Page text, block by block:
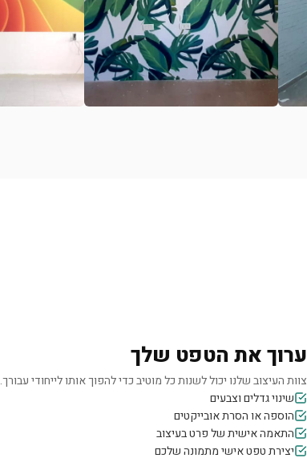
ערוך את הטפט שלך
צוות העיצוב שלנו יכול לשנות כל מוטיב כדי להפוך אותו לייחודי עבורך.
שינוי גדלים וצבעים
הוספה או הסרת אובייקטים
התאמה אישית של פרט בעיצוב
יצירת טפט אישי מתמונה שלכם